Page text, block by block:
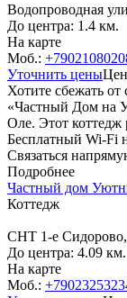
Водопроводная
До центра: 1.4 км.
На карте
Моб.:
Уточнить цены
Хотите сбежать от
«Частный Дом на
Оле. Этот коттедж
Бесплатный Wi-Fi
Связаться
Подробнее
Частный дом
Коттедж
СНТ 1-е Сидорово,
До центра: 4.09 км.
На карте
Моб.: